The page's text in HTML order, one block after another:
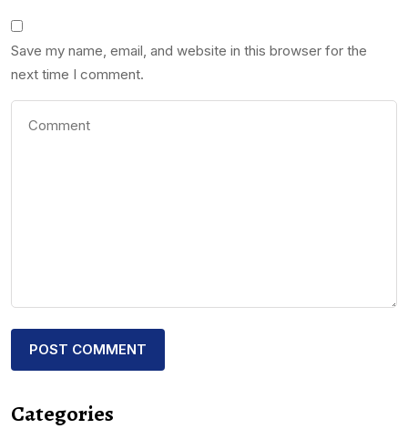
Save my name, email, and website in this browser for the
next time I comment.
Categories